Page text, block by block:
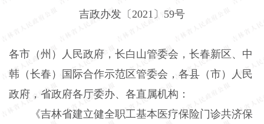
吉政办发〔2021〕59号
各市（州）人民政府，长白山管委会，长春新区、中
韩（长春）国际合作示范区管委会，各县（市）人民
政府，省政府各厅委办、各直属机构：
《吉林省建立健全职工基本医疗保险门诊共济保